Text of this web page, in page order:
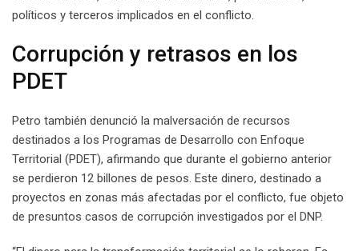
políticos y terceros implicados en el conflicto.
Corrupción y retrasos en los
PDET
Petro también denunció la malversación de recursos
destinados a los Programas de Desarrollo con Enfoque
Territorial (PDET), afirmando que durante el gobierno anterior
se perdieron 12 billones de pesos. Este dinero, destinado a
proyectos en zonas más afectadas por el conflicto, fue objeto
de presuntos casos de corrupción investigados por el DNP.